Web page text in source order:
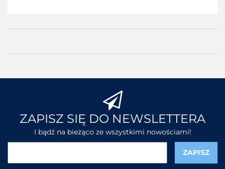
ZAPISZ SIĘ DO NEWSLETTERA
I bądź na bieżąco ze wszystkimi nowościami!